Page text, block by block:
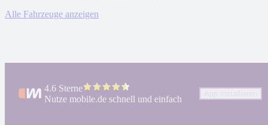
Alle Fahrzeuge anzeigen
4.6 Sterne
Nutze mobile.de schnell und einfach